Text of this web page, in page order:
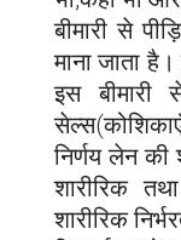
बीमारी से
माना जाता
इस बीमारी
निर्णय लेन की
शारीरिक
शारीरिक